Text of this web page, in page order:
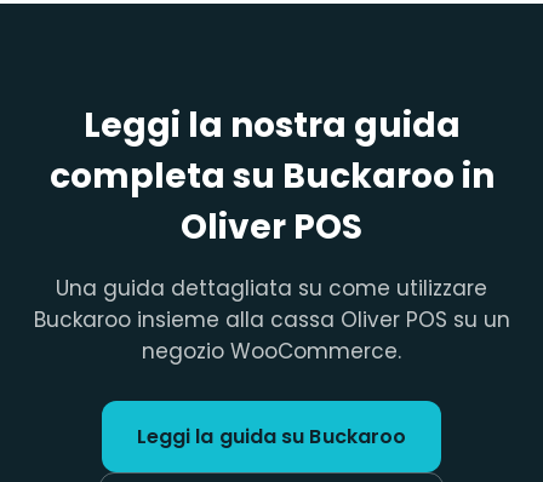
Leggi la nostra guida
completa su Buckaroo in
Oliver POS
Una guida dettagliata su come utilizzare
Buckaroo insieme alla cassa Oliver POS su un
negozio WooCommerce.
Leggi la guida su Buckaroo